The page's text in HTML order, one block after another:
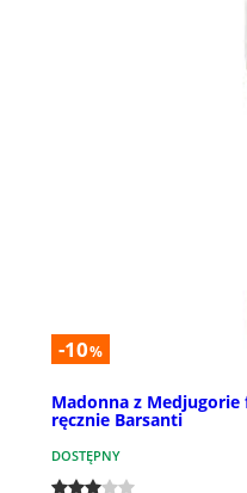
-10%
Madonna z
ręcznie Barsanti
DOSTĘPNY